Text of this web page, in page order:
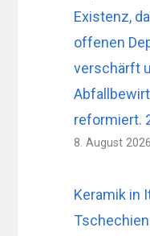
Existenz,
offenen
verschärft
reformiert.
8. August 2026
Keramik in